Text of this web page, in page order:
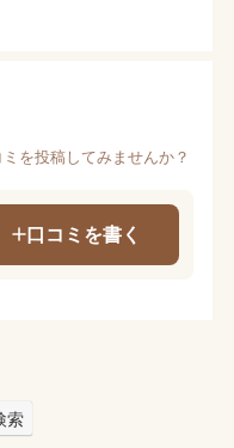
を投稿してみませんか？
口コミを書く
索